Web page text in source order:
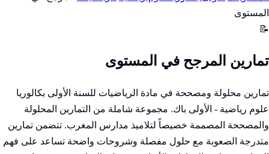
المستوى
📝
تمارين المرجح في المستوى
تمارين محلولة ومصححة في مادة الرياضيات للسنة الأولى بكالوريا
علوم رياضية - الأولى باك. مجموعة شاملة من التمارين المحلولة
والمصححة المصممة خصيصاً لتلاميذ مدارس المغرب. تتضمن تمارين
متدرجة الصعوبة مع حلول مفصلة وشروحات واضحة تساعد على فهم